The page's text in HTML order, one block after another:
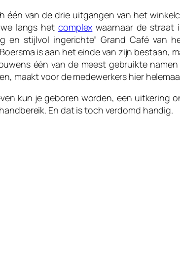
van de drie uitgangen van het
we langs hetcomplex waarnaar de straat
en stijlvol ingerichte” Grand Café van
is aan het einde van zijn bestaan,
één van de meest gebruikte
maakt voor de medewerkers hier
kun je geboren worden, een uitkering
En dat is toch verdomd handig.